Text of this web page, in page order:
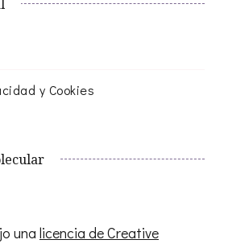
y Cookies
una licencia de Creative